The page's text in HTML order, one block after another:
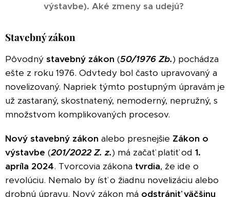
výstavbe). Aké zmeny sa udejú?
Stavebný zákon
Pôvodný stavebný zákon (50/1976 Zb.) pochádza
ešte z roku 1976. Odvtedy bol často upravovaný a
novelizovaný. Napriek týmto postupným úpravám je
už zastaraný, skostnatený, nemoderný, nepružný, s
množstvom komplikovaných procesov.
Nový stavebný zákon alebo presnejšie Zákon o
výstavbe (201/2022 Z. z.) má začať platiť od 1.
apríla 2024. Tvorcovia zákona tvrdia, že ide o
revolúciu. Nemalo by ísť o žiadnu novelizáciu alebo
drobnú úpravu. Nový zákon má odstrániť väčšinu